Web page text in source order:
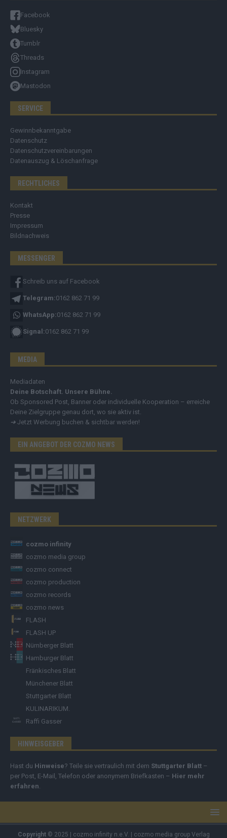
Facebook
Bluesky
Tumblr
Threads
Instagram
Mastodon
SERVICE
Gewinnbekanntgabe
Datenschutz
Datenschutzvereinbarungen
Datenauszug & Löschanfrage
RECHTLICHES
Kontakt
Presse
Impressum
Bildnachweis
MESSENGER
Schreib uns auf Facebook
Telegram:0162 862 71 99
WhatsApp:0162 862 71 99
Signal:0162 862 71 99
MEDIA
Mediadaten
Deine Botschaft. Unsere Bühne.
Ob Sponsored Post, Banner oder individuelle Kooperation – erreiche
Deine Zielgruppe genau dort, wo sie aktiv ist.
➔ Jetzt Werbung buchen & sichtbar werden!
EIN ANGEBOT DER COZMO NEWS
NETZWERK
cozmo infinity
cozmo media group
cozmo connect
cozmo production
cozmo records
cozmo news
FLASH
FLASH UP
Nürnberger Blatt
Hamburger Blatt
Fränkisches Blatt
Münchener Blatt
Stuttgarter Blatt
KULINARIKUM.
Raffi Gasser
HINWEISGEBER
Hast du Hinweise? Teile sie vertraulich mit dem Stuttgarter Blatt –
per Post, E-Mail, Telefon oder anonymem Briefkasten – Hier mehr
erfahren.
Copyright© 2025 | cozmo infinity n.e.V. | cozmo media group Verlag